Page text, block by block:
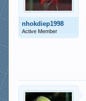
nhokdiep1998
Active Member